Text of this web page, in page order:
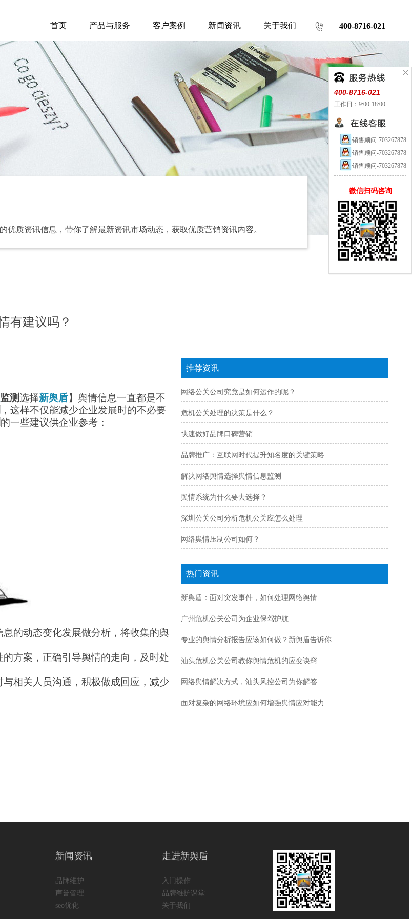
首页 产品与服务 客户案例 新闻资讯 关于我们 400-8716-021
优质资讯信息，带你了解最新资讯市场动态，获取优质营销资讯内容。
有建议吗？
监测选择新舆盾】舆情信息一直都是不
，这样不仅能减少企业发展时的不必要
的一些建议供企业参考：
的动态变化发展做分析，将收集的舆
方案，正确引导舆情的走向，及时处
相关人员沟通，积极做成回应，减少
推荐资讯
网络公关公司究竟是如何运作的呢？
危机公关处理的决策是什么？
快速做好品牌口碑营销
品牌推广：互联网时代提升知名度的关键策略
解决网络舆情选择舆情信息监测
舆情系统为什么要去选择？
深圳公关公司分析危机公关应怎么处理
网络舆情压制公司如何？
热门资讯
新舆盾：面对突发事件，如何处理网络舆情
广州危机公关公司为企业保驾护航
专业的舆情分析报告应该如何做？新舆盾告诉你
汕头危机公关公司教你舆情危机的应变诀窍
网络舆情解决方式，汕头风控公司为你解答
面对复杂的网络环境应如何增强舆情应对能力
新闻资讯
品牌维护
声誉管理
seo优化
走进新舆盾
入门操作
品牌维护课堂
关于我们
400-8716-021
工作日：9:00-18:00
销售顾问-703267878
销售顾问-703267878
销售顾问-703267878
微信扫码咨询